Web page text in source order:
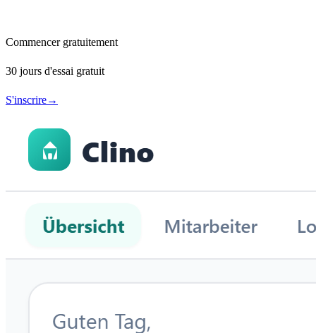
Commencer gratuitement
30 jours d'essai gratuit
S'inscrire→